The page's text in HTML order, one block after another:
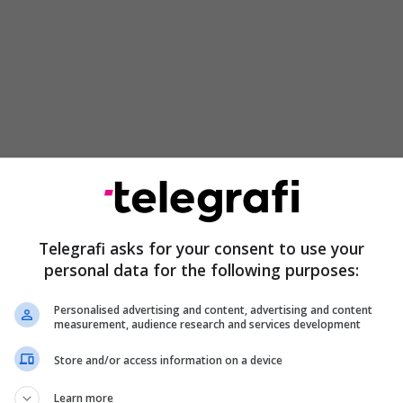
një çmim. Medalja e artë olimpike vjen me një
madh. Për Driton Kukën, i cili e ka udhëhequr
medaljeve olimpike në tre Lojëra Olimpike,
në momente të humbura, marrëdhënie të
nivel stresi që, siç e paralajmëroi Majlinda
një ditë mund t'i kushtojë jetën.
stërvitjes elitare që pak njerëz e shohin
njerëzore e ndërtimit të një Ferrari.
Telegrafi asks for your consent to use your
personal data for the following purposes:
Personalised advertising and content, advertising and content
measurement, audience research and services development
Store and/or access information on a device
Learn more